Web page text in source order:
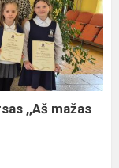
,,Aš mažas